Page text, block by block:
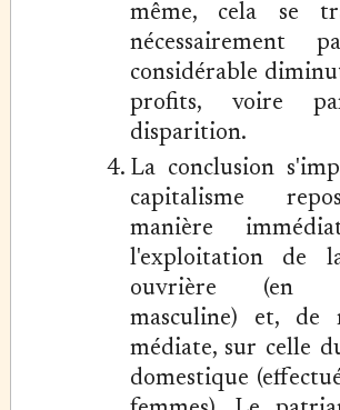
même, cela se
nécessairement
considérable
profits, voire
disparition.
La conclusion
capitalisme
manière
l'exploitation de
ouvrière (en
masculine) et, de
médiate, sur celle
domestique